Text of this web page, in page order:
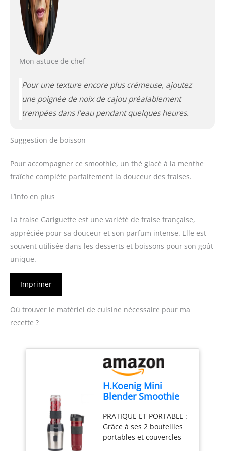
Mon astuce de chef
Pour une texture encore plus crémeuse, ajoutez
une poignée de noix de cajou préalablement
trempées dans l’eau pendant quelques heures.
Suggestion de boisson
Pour accompagner ce smoothie, un thé glacé à la menthe
fraîche complète parfaitement la douceur des fraises.
L’info en plus
La fraise Gariguette est une variété de fraise française,
appréciée pour sa douceur et son parfum intense. Elle est
souvent utilisée dans les desserts et boissons pour son goût
unique.
Imprimer
Où trouver le matériel de cuisine nécessaire pour ma
recette ?
H.Koenig Mini
Blender Smoothie
570ml, 300W, 4
Lames Inox, sans
BPA, 2 Bouteilles
PRATIQUE ET PORTABLE :
Grâce à ses 2 bouteilles
portables et couvercles